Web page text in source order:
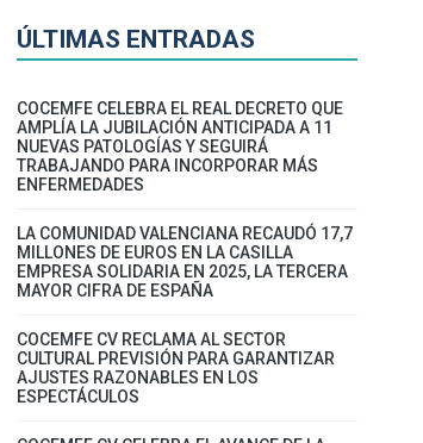
ÚLTIMAS ENTRADAS
COCEMFE CELEBRA EL REAL DECRETO QUE
AMPLÍA LA JUBILACIÓN ANTICIPADA A 11
NUEVAS PATOLOGÍAS Y SEGUIRÁ
TRABAJANDO PARA INCORPORAR MÁS
ENFERMEDADES
LA COMUNIDAD VALENCIANA RECAUDÓ 17,7
MILLONES DE EUROS EN LA CASILLA
EMPRESA SOLIDARIA EN 2025, LA TERCERA
MAYOR CIFRA DE ESPAÑA
COCEMFE CV RECLAMA AL SECTOR
CULTURAL PREVISIÓN PARA GARANTIZAR
AJUSTES RAZONABLES EN LOS
ESPECTÁCULOS